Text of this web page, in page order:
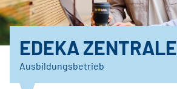
EDEKA ZENTRALE
Ausbildungsbetrieb